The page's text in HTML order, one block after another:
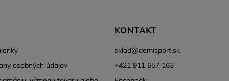
osobných údajov
KONTAKT
sklad@demisport.sk
+421 911 657 163